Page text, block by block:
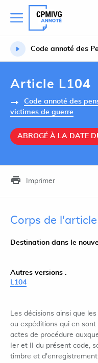
Code annoté des
Article L104
Code annoté des
victimes de guerre
ABROGÉ À LA DATE
Imprimer
Corps de
Destination dans le
Autres versions :
L104
Les décisions ainsi que
ou expéditions qui en
actes de procédure
Ier et II du présent code,
timbre et